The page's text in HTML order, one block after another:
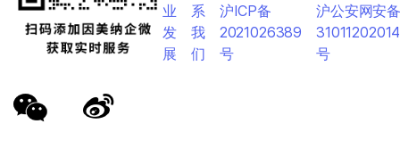
业
发
展
系
我
们
沪ICP备
2021026389
号
沪公安网安
号